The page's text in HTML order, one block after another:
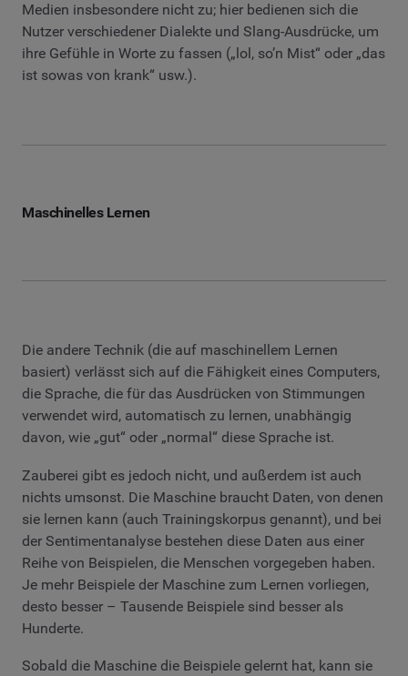
Medien insbesondere nicht zu; hier bedienen sich die
Nutzer verschiedener Dialekte und Slang-Ausdrücke, um
ihre Gefühle in Worte zu fassen („lol, so’n Mist“ oder „das
ist sowas von krank“ usw.).
Maschinelles Lernen
Die andere Technik (die auf maschinellem Lernen
basiert) verlässt sich auf die Fähigkeit eines Computers,
die Sprache, die für das Ausdrücken von Stimmungen
verwendet wird, automatisch zu lernen, unabhängig
davon, wie „gut“ oder „normal“ diese Sprache ist.
Zauberei gibt es jedoch nicht, und außerdem ist auch
nichts umsonst. Die Maschine braucht Daten, von denen
sie lernen kann (auch Trainingskorpus genannt), und bei
der Sentimentanalyse bestehen diese Daten aus einer
Reihe von Beispielen, die Menschen vorgegeben haben.
Je mehr Beispiele der Maschine zum Lernen vorliegen,
desto besser – Tausende Beispiele sind besser als
Hunderte.
Sobald die Maschine die Beispiele gelernt hat, kann sie